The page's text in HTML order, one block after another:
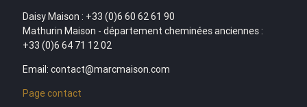
Daisy Maison : +33 (0)6 60 62 61 90
Mathurin Maison - département cheminées anciennes :
+33 (0)6 64 71 12 02
Email: contact@marcmaison.com
Page contact